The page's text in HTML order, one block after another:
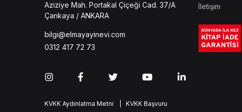
Aziziye Mah. Portakal Çiçeği Cad. 37/A
Çankaya / ANKARA
bilgi@elmayayinevi.com
0312 417 72 73
KVKK Aydınlatma Metni
| KVKK Başvuru
İletişim